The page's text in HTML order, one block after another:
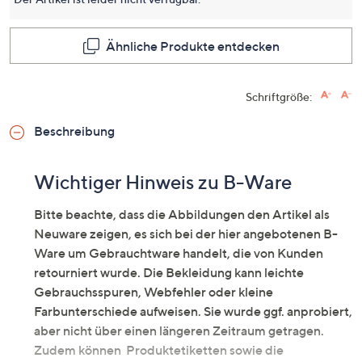
Ähnliche Produkte entdecken
Schriftgröße:
Beschreibung
Wichtiger Hinweis zu B-Ware
Bitte beachte, dass die Abbildungen den Artikel als
Neuware zeigen, es sich bei der hier angebotenen B-
Ware um Gebrauchtware handelt, die von Kunden
retourniert wurde. Die Bekleidung kann leichte
Gebrauchsspuren, Webfehler oder kleine
Farbunterschiede aufweisen. Sie wurde ggf. anprobiert,
aber nicht über einen längeren Zeitraum getragen.
Zudem können Produktetiketten sowie die